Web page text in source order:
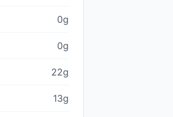
0g
0g
22g
13g